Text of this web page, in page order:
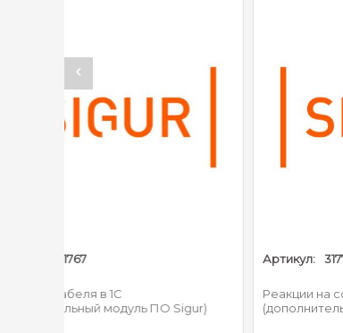
Реакции на события
(дополнительный модуль ПО Sigur)